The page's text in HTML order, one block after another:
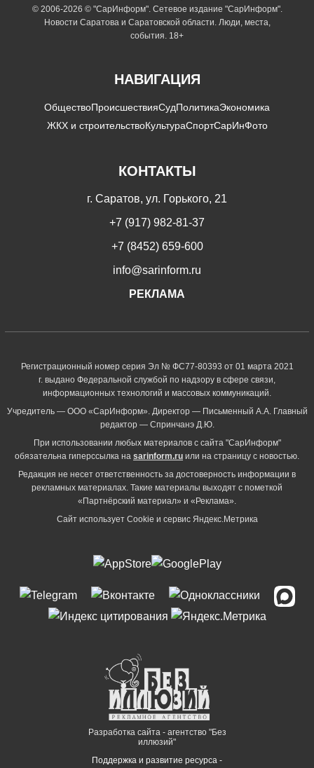
© 2006-2026 © "СарИнформ". Сетевое издание "СарИнформ".
Новости Саратова и Саратовской области. Люди, места,
события. 18+
НАВИГАЦИЯ
ОбществоПроисшествияСудПолитикаЭкономика
ЖКХ и строительствоКультураСпортСарИнФото
КОНТАКТЫ
г. Саратов, ул. Горького, 21
+7 (917) 982-81-37
+7 (8452) 659-600
info@sarinform.ru
РЕКЛАМА
Регистрационный номер серия Эл № ФС77-80393 от 01 марта 2021
г. выдано Федеральной службой по надзору в сфере связи,
информационных технологий и массовых коммуникаций.
Учредитель — ООО «СарИнформ». Директор — Письменный А.А. Главный
редактор — Спринчанэ Д.Ю.
При использовании любых материалов с сайта "СарИнформ"
обязательна гиперссылка на sarinform.ru или на страницу с новостью.
Редакция не несет ответственность за достоверность информации в
рекламных материалах. Такие материалы выходят с пометкой
«Партнёрский материал» и «Реклама».
Сайт использует Cookie и сервиc Яндекс.Метрика
Разработка сайта - агентство "Без
иллюзий"
Поддержка и развитие ресурса -